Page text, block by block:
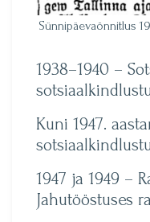
Sünnipäevaõnnitlus
1938–1940 –
Kuni 1947.
1947 ja 1949 –
Jahutööstuses